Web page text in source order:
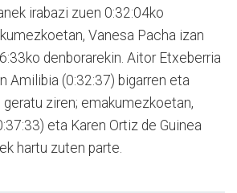
irabazi zuen 0:32:04ko
Vanesa Pacha izan
denborarekin. Aitor Etxe­berria
Amilibia (0:32:37) bigarren eta
geratu ziren; emakumezkoetan,
eta Karen Ortiz de Gui­nea
hartu zuten parte.